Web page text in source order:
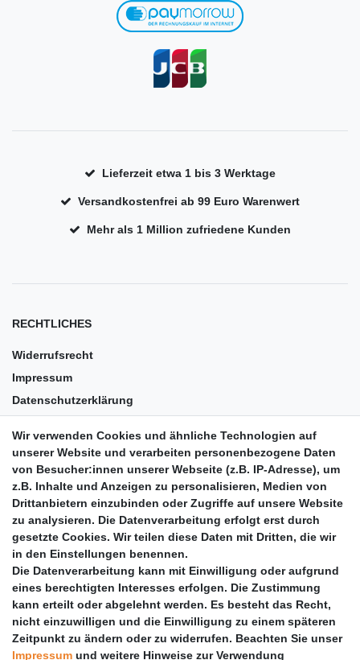
Lieferzeit etwa 1 bis 3 Werktage
Versandkostenfrei ab 99 Euro Warenwert
Mehr als 1 Million zufriedene Kunden
RECHTLICHES
Widerrufsrecht
Impressum
Datenschutzerklärung
Barrierefreiheit
Anleitungen
Vertrag widerrufen
PARTNER
DHL
GLS
PaketPLUS
Wir verwenden Cookies und ähnliche Technologien auf
unserer Website und verarbeiten personenbezogene Daten
von Besucher:innen unserer Webseite (z.B. IP-Adresse), um
z.B. Inhalte und Anzeigen zu personalisieren, Medien von
Drittanbietern einzubinden oder Zugriffe auf unsere Website
zu analysieren. Die Datenverarbeitung erfolgt erst durch
gesetzte Cookies. Wir teilen diese Daten mit Dritten, die wir
in den Einstellungen benennen.
Die Datenverarbeitung kann mit Einwilligung oder aufgrund
eines berechtigten Interesses erfolgen. Die Zustimmung
kann erteilt oder abgelehnt werden. Es besteht das Recht,
nicht einzuwilligen und die Einwilligung zu einem späteren
Zeitpunkt zu ändern oder zu widerrufen. Beachten Sie unser
Impressum und weitere Hinweise zur Verwendung